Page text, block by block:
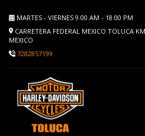
MARTES - VIERNES 9.00 AM - 18.00 PM
CARRETERA FEDERAL MEXICO TOLUCA
MEXICO
7282857199